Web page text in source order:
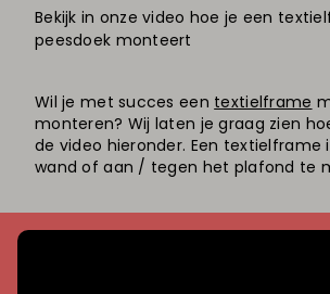
Bekijk in onze video hoe je een
peesdoek monteert
Wil je met succes een textielframe
monteren? Wij laten je graag zien
de video hieronder. Een textielframe
wand of aan / tegen het plafond te